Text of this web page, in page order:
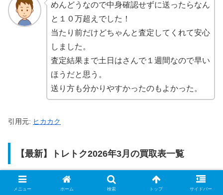
めんどうなので中身確認せずに送ったらなん
と１０万超えでした！
当たり前だけどちゃんと査定してくれて安心
しました。
査定結果まで土日はさんで１週間なので早い
ほうだと思う。
送り方も分かりやすかったのもよかった。
引用元: ヒカカク
【最新】トレトク2026年3月の買取表一覧
ポケモンカード
メニュー ホーム 検索 トップ サイドバー